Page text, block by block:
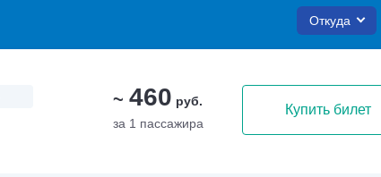
Откуда
~ 460 руб.
за 1 пассажира
Купить билет